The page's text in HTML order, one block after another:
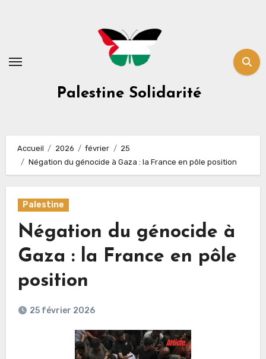
Palestine Solidarité
Accueil 2026 février
25
Négation du génocide à Gaza : la France en pôle position
Palestine
Négation du génocide à
Gaza : la France en pôle
position
25 février 2026